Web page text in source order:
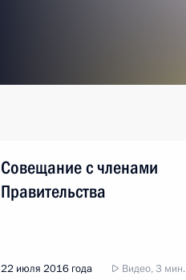
Совещание с членами
Правительства
22 июля 2016 года Видео, 3 мин.